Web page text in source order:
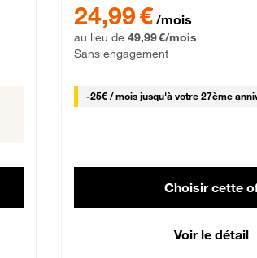
24,99 € /mois
au lieu de 49,99 €/mois
Sans engagement
-25€ / mois25 € par mois
jusqu'à votre 27ème
Choisir cette
Voir le détail